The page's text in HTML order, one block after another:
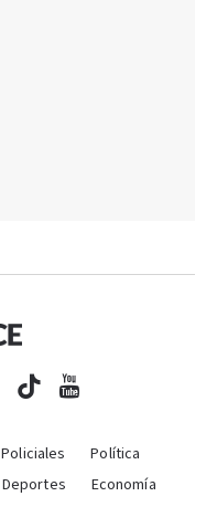
Policiales
Política
Deportes
Economía